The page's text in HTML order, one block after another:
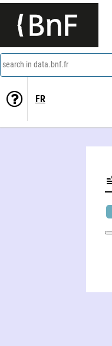
search in data.bnf.fr
FR